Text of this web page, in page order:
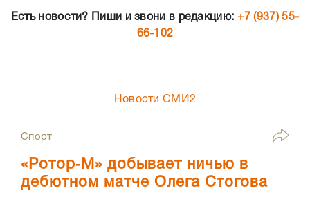
Есть новости? Пиши и звони в редакцию: +7 (937) 55-
66-102
Новости СМИ2
Спорт
«Ротор‑М» добывает ничью в
дебютном матче Олега Стогова